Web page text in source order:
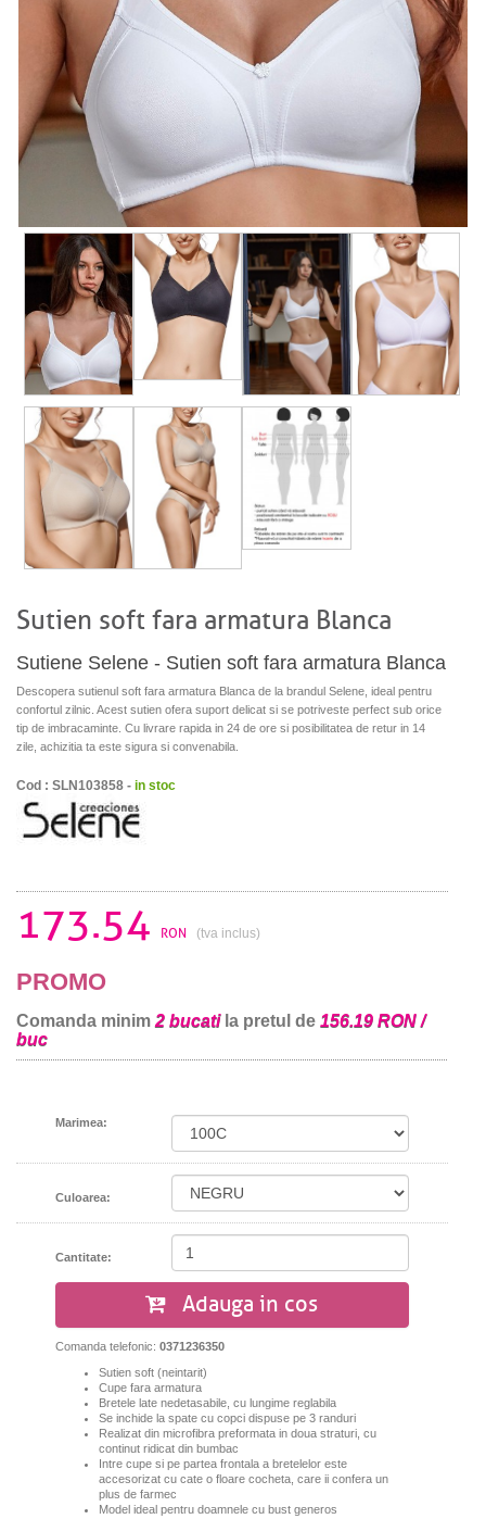
Sutien soft fara armatura Blanca
Sutiene Selene - Sutien soft fara armatura Blanca
Descopera sutienul soft fara armatura Blanca de la brandul Selene, ideal pentru
confortul zilnic. Acest sutien ofera suport delicat si se potriveste perfect sub orice
tip de imbracaminte. Cu livrare rapida in 24 de ore si posibilitatea de retur in 14
zile, achizitia ta este sigura si convenabila.
Cod : SLN103858 - in stoc
173.54 RON (tva inclus)
PROMO
Comanda minim 2 bucatila pretul de 156.19 RON /
buc
Marimea:
Culoarea:
Cantitate:
Adauga in cos
Comanda telefonic: 0371236350
Sutien soft (neintarit)
Cupe fara armatura
Bretele late nedetasabile, cu lungime reglabila
Se inchide la spate cu copci dispuse pe 3 randuri
Realizat din microfibra preformata in doua straturi, cu
continut ridicat din bumbac
Intre cupe si pe partea frontala a bretelelor este
accesorizat cu cate o floare cocheta, care ii confera un
plus de farmec
Model ideal pentru doamnele cu bust generos